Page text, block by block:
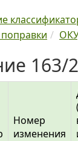
163/
Номер
изменения